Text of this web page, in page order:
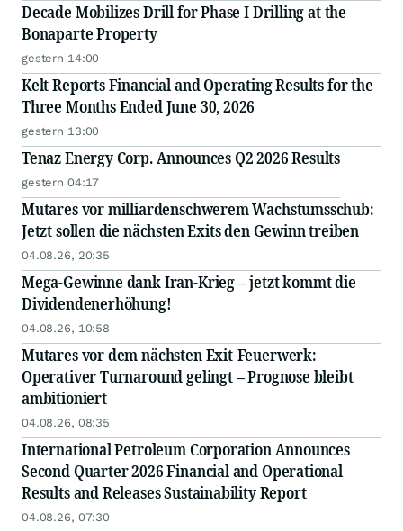
Decade Mobilizes Drill for Phase I Drilling at the
Bonaparte Property
gestern 14:00
Kelt Reports Financial and Operating Results for the
Three Months Ended June 30, 2026
gestern 13:00
Tenaz Energy Corp. Announces Q2 2026 Results
gestern 04:17
Mutares vor milliardenschwerem Wachstumsschub:
Jetzt sollen die nächsten Exits den Gewinn treiben
04.08.26, 20:35
Mega-Gewinne dank Iran-Krieg – jetzt kommt die
Dividendenerhöhung!
04.08.26, 10:58
Mutares vor dem nächsten Exit-Feuerwerk:
Operativer Turnaround gelingt – Prognose bleibt
ambitioniert
04.08.26, 08:35
International Petroleum Corporation Announces
Second Quarter 2026 Financial and Operational
Results and Releases Sustainability Report
04.08.26, 07:30